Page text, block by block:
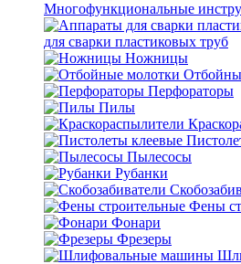
Многофункциональные
для сварки пластиковых труб
Ножницы
Перфораторы
Пилы
Пылесосы
Рубанки
Фены
Фонари
Фрезеры